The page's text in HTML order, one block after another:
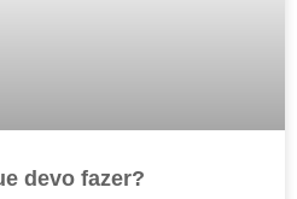
devo fazer?